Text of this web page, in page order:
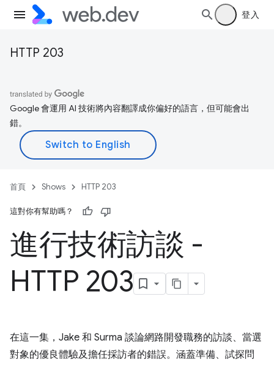
登入
HTTP 203
Google 會運用 AI 技術將內容翻譯成你偏好的語言，但可能會出
錯。
首頁 Shows HTTP 203
這對你有幫助嗎？
進行技術訪談 -
HTTP 203
在這一集，Jake 和 Surma 談論網路開發職務的訪談、當選
對象的優良體驗及擔任採訪者的錯誤。涵蓋準備、試探問